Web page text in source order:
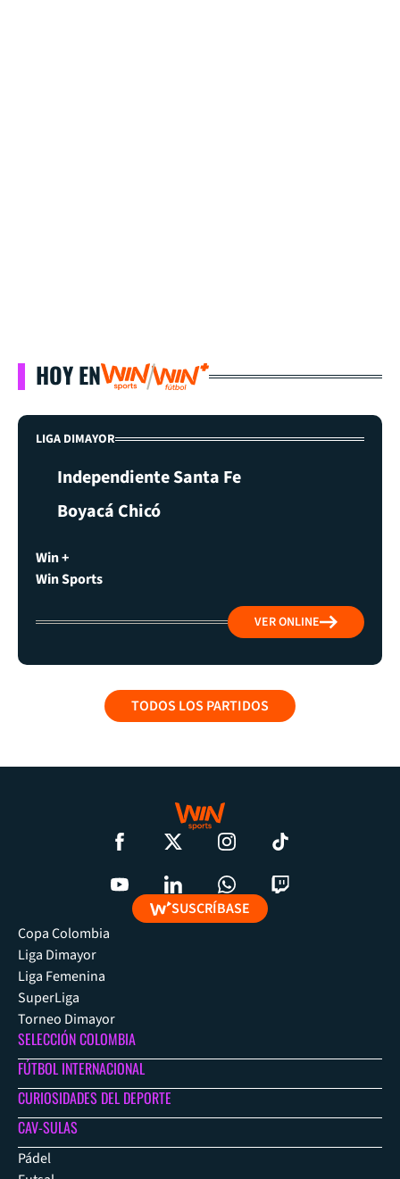
HOY EN
LIGA DIMAYOR
Independiente Santa Fe
Boyacá Chicó
Win +
Win Sports
VER ONLINE
TODOS LOS PARTIDOS
SUSCRÍBASE
Copa Colombia
Liga Dimayor
Liga Femenina
SuperLiga
Torneo Dimayor
SELECCIÓN COLOMBIA
FÚTBOL INTERNACIONAL
CURIOSIDADES DEL DEPORTE
CAV-SULAS
Pádel